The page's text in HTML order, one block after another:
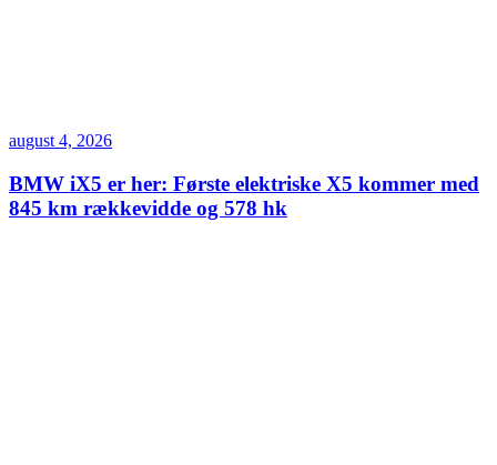
august 4, 2026
BMW iX5 er her: Første elektriske X5 kommer med
845 km rækkevidde og 578 hk